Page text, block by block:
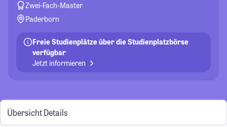
Zwei-Fach-Master
Paderborn
Freie Studienplätze über die Studienplatzbörse
verfügbar
Jetzt informieren
Übersicht Details